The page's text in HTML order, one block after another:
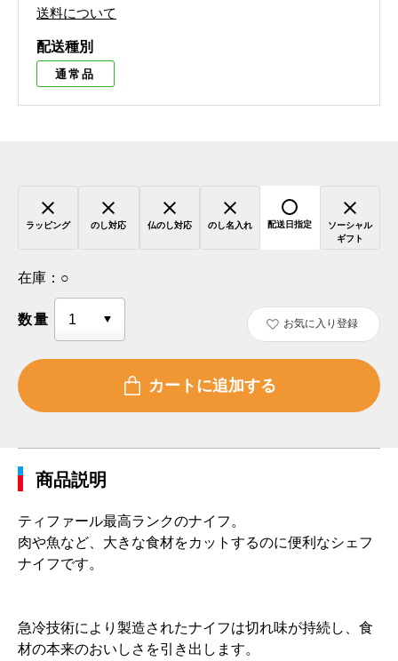
送料について
配送種別
通常品
ラッピング のし対応 仏のし対応 のし名入れ 配送日指定
ソーシャル
ギフト
在庫： ○
数量 お気に入り登録
商品説明
ティファール最高ランクのナイフ。
肉や魚など、大きな食材をカットするのに便利なシェフ
ナイフです。
急冷技術により製造されたナイフは切れ味が持続し、食
材の本来のおいしさを引き出します。